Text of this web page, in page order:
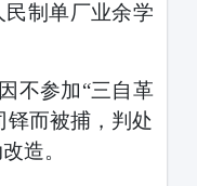
制单厂业余学
不参加“三自革
铎而被捕，判处
造。